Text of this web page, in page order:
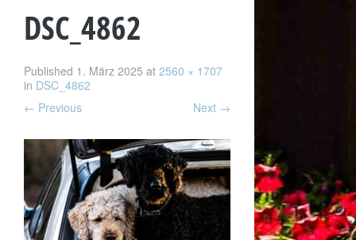
DSC_4862
Published 1. März 2025 at 2560 × 1707
in DSC_4862
← Previous Next →